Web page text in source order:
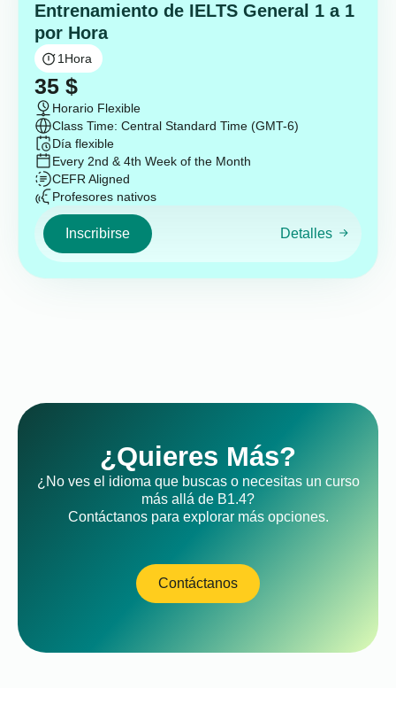
Entrenamiento de IELTS General 1 a 1
por Hora
1 Hora
35 $
Horario Flexible
Class Time: Central Standard Time (GMT-6)
Día flexible
Every 2nd & 4th Week of the Month
CEFR Aligned
Profesores nativos
Inscribirse Detalles
¿Quieres Más?
¿No ves el idioma que buscas o necesitas un curso
más allá de B1.4?
Contáctanos para explorar más opciones.
Contáctanos